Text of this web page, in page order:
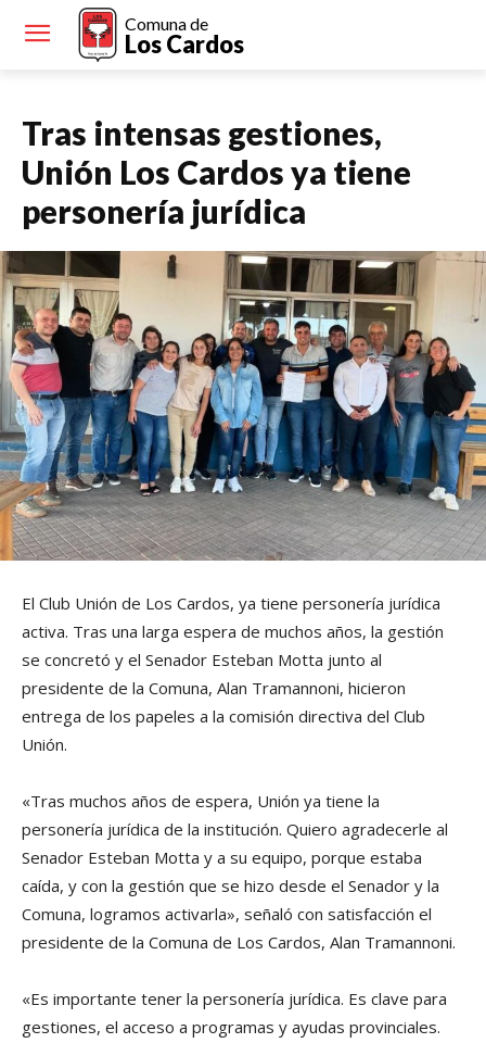
Comuna de
Los Cardos
Tras intensas gestiones,
Unión Los Cardos ya tiene
personería jurídica
El Club Unión de Los Cardos, ya tiene personería jurídica
activa. Tras una larga espera de muchos años, la gestión
se concretó y el Senador Esteban Motta junto al
presidente de la Comuna, Alan Tramannoni, hicieron
entrega de los papeles a la comisión directiva del Club
Unión.
«Tras muchos años de espera, Unión ya tiene la
personería jurídica de la institución. Quiero agradecerle al
Senador Esteban Motta y a su equipo, porque estaba
caída, y con la gestión que se hizo desde el Senador y la
Comuna, logramos activarla», señaló con satisfacción el
presidente de la Comuna de Los Cardos, Alan Tramannoni.
«Es importante tener la personería jurídica. Es clave para
gestiones, el acceso a programas y ayudas provinciales.